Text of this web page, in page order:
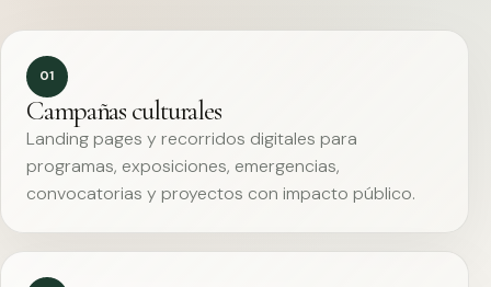
01
Campañas culturales
Landing pages y recorridos digitales para
programas, exposiciones, emergencias,
convocatorias y proyectos con impacto público.